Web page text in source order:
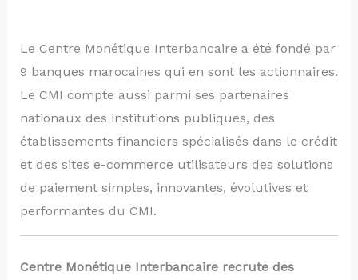
Le Centre Monétique Interbancaire a été fondé par
9 banques marocaines qui en sont les actionnaires.
Le CMI compte aussi parmi ses partenaires
nationaux des institutions publiques, des
établissements financiers spécialisés dans le crédit
et des sites e-commerce utilisateurs des solutions
de paiement simples, innovantes, évolutives et
performantes du CMI.
Centre Monétique Interbancaire recrute des